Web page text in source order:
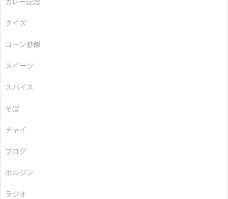
クイズ
コーン炒飯
スイーツ
スパイス
そば
チャイ
ブログ
ホルジン
ラジオ